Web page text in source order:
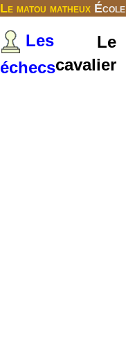
Le matou matheux École
Les
échecs
Le
cavalier